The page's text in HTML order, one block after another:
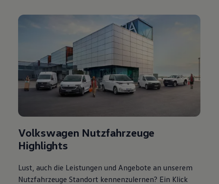
Volkswagen Nutzfahrzeuge
Highlights
Lust, auch die Leistungen und Angebote an unserem
Nutzfahrzeuge Standort kennenzulernen? Ein Klick